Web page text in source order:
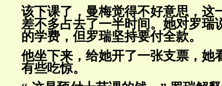
该下课了，曼梅觉得不好意思，这
差不多占去了一半时间。她对罗瑞
的学费，但罗瑞坚持要付全款。
他坐下来，给她开了一张支票，她
有些吃惊。